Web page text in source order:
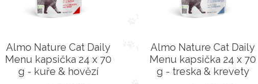
Almo Nature Cat Daily
Menu kapsička 24 x 70
g - kuře & hovězí
Almo Nature Cat Daily
Menu kapsička 24 x 70
g - treska & krevety